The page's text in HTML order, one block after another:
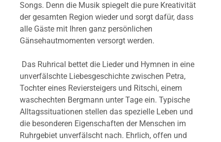
Songs. Denn die Musik spiegelt die pure Kreativität
der gesamten Region wieder und sorgt dafür, dass
alle Gäste mit Ihren ganz persönlichen
Gänsehautmomenten versorgt werden.
Das Ruhrical bettet die Lieder und Hymnen in eine
unverfälschte Liebesgeschichte zwischen Petra,
Tochter eines Reviersteigers und Ritschi, einem
waschechten Bergmann unter Tage ein. Typische
Alltagssituationen stellen das spezielle Leben und
die besonderen Eigenschaften der Menschen im
Ruhrgebiet unverfälscht nach. Ehrlich, offen und